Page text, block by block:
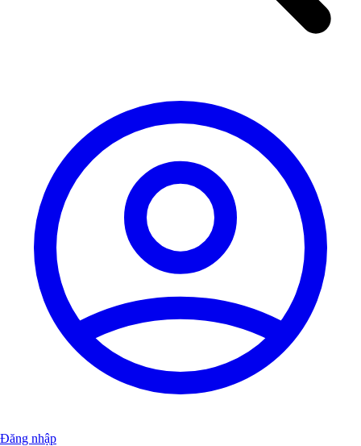
Đăng nhập